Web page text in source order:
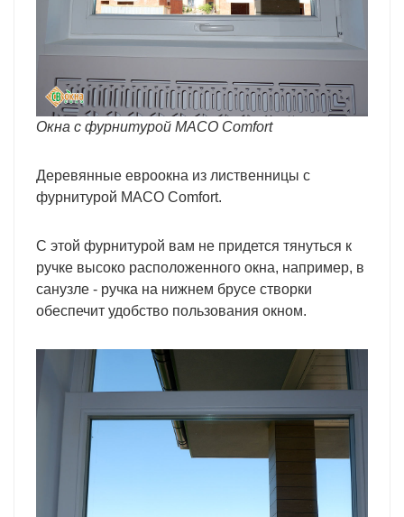
Окна с фурнитурой MACO Comfort
Деревянные евроокна из лиственницы с
фурнитурой MACO Comfort.
С этой фурнитурой вам не придется тянуться к
ручке высоко расположенного окна, например, в
санузле - ручка на нижнем брусе створки
обеспечит удобство пользования окном.